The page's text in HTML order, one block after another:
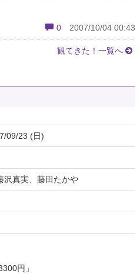
0 2007/10/04 00:43
観てきた！一覧へ
09/23 (日)
沢真実、藤田たかや
円」